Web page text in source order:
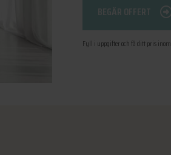
BEGÄR OFFERT
Fyll i uppgifter och få ditt pris